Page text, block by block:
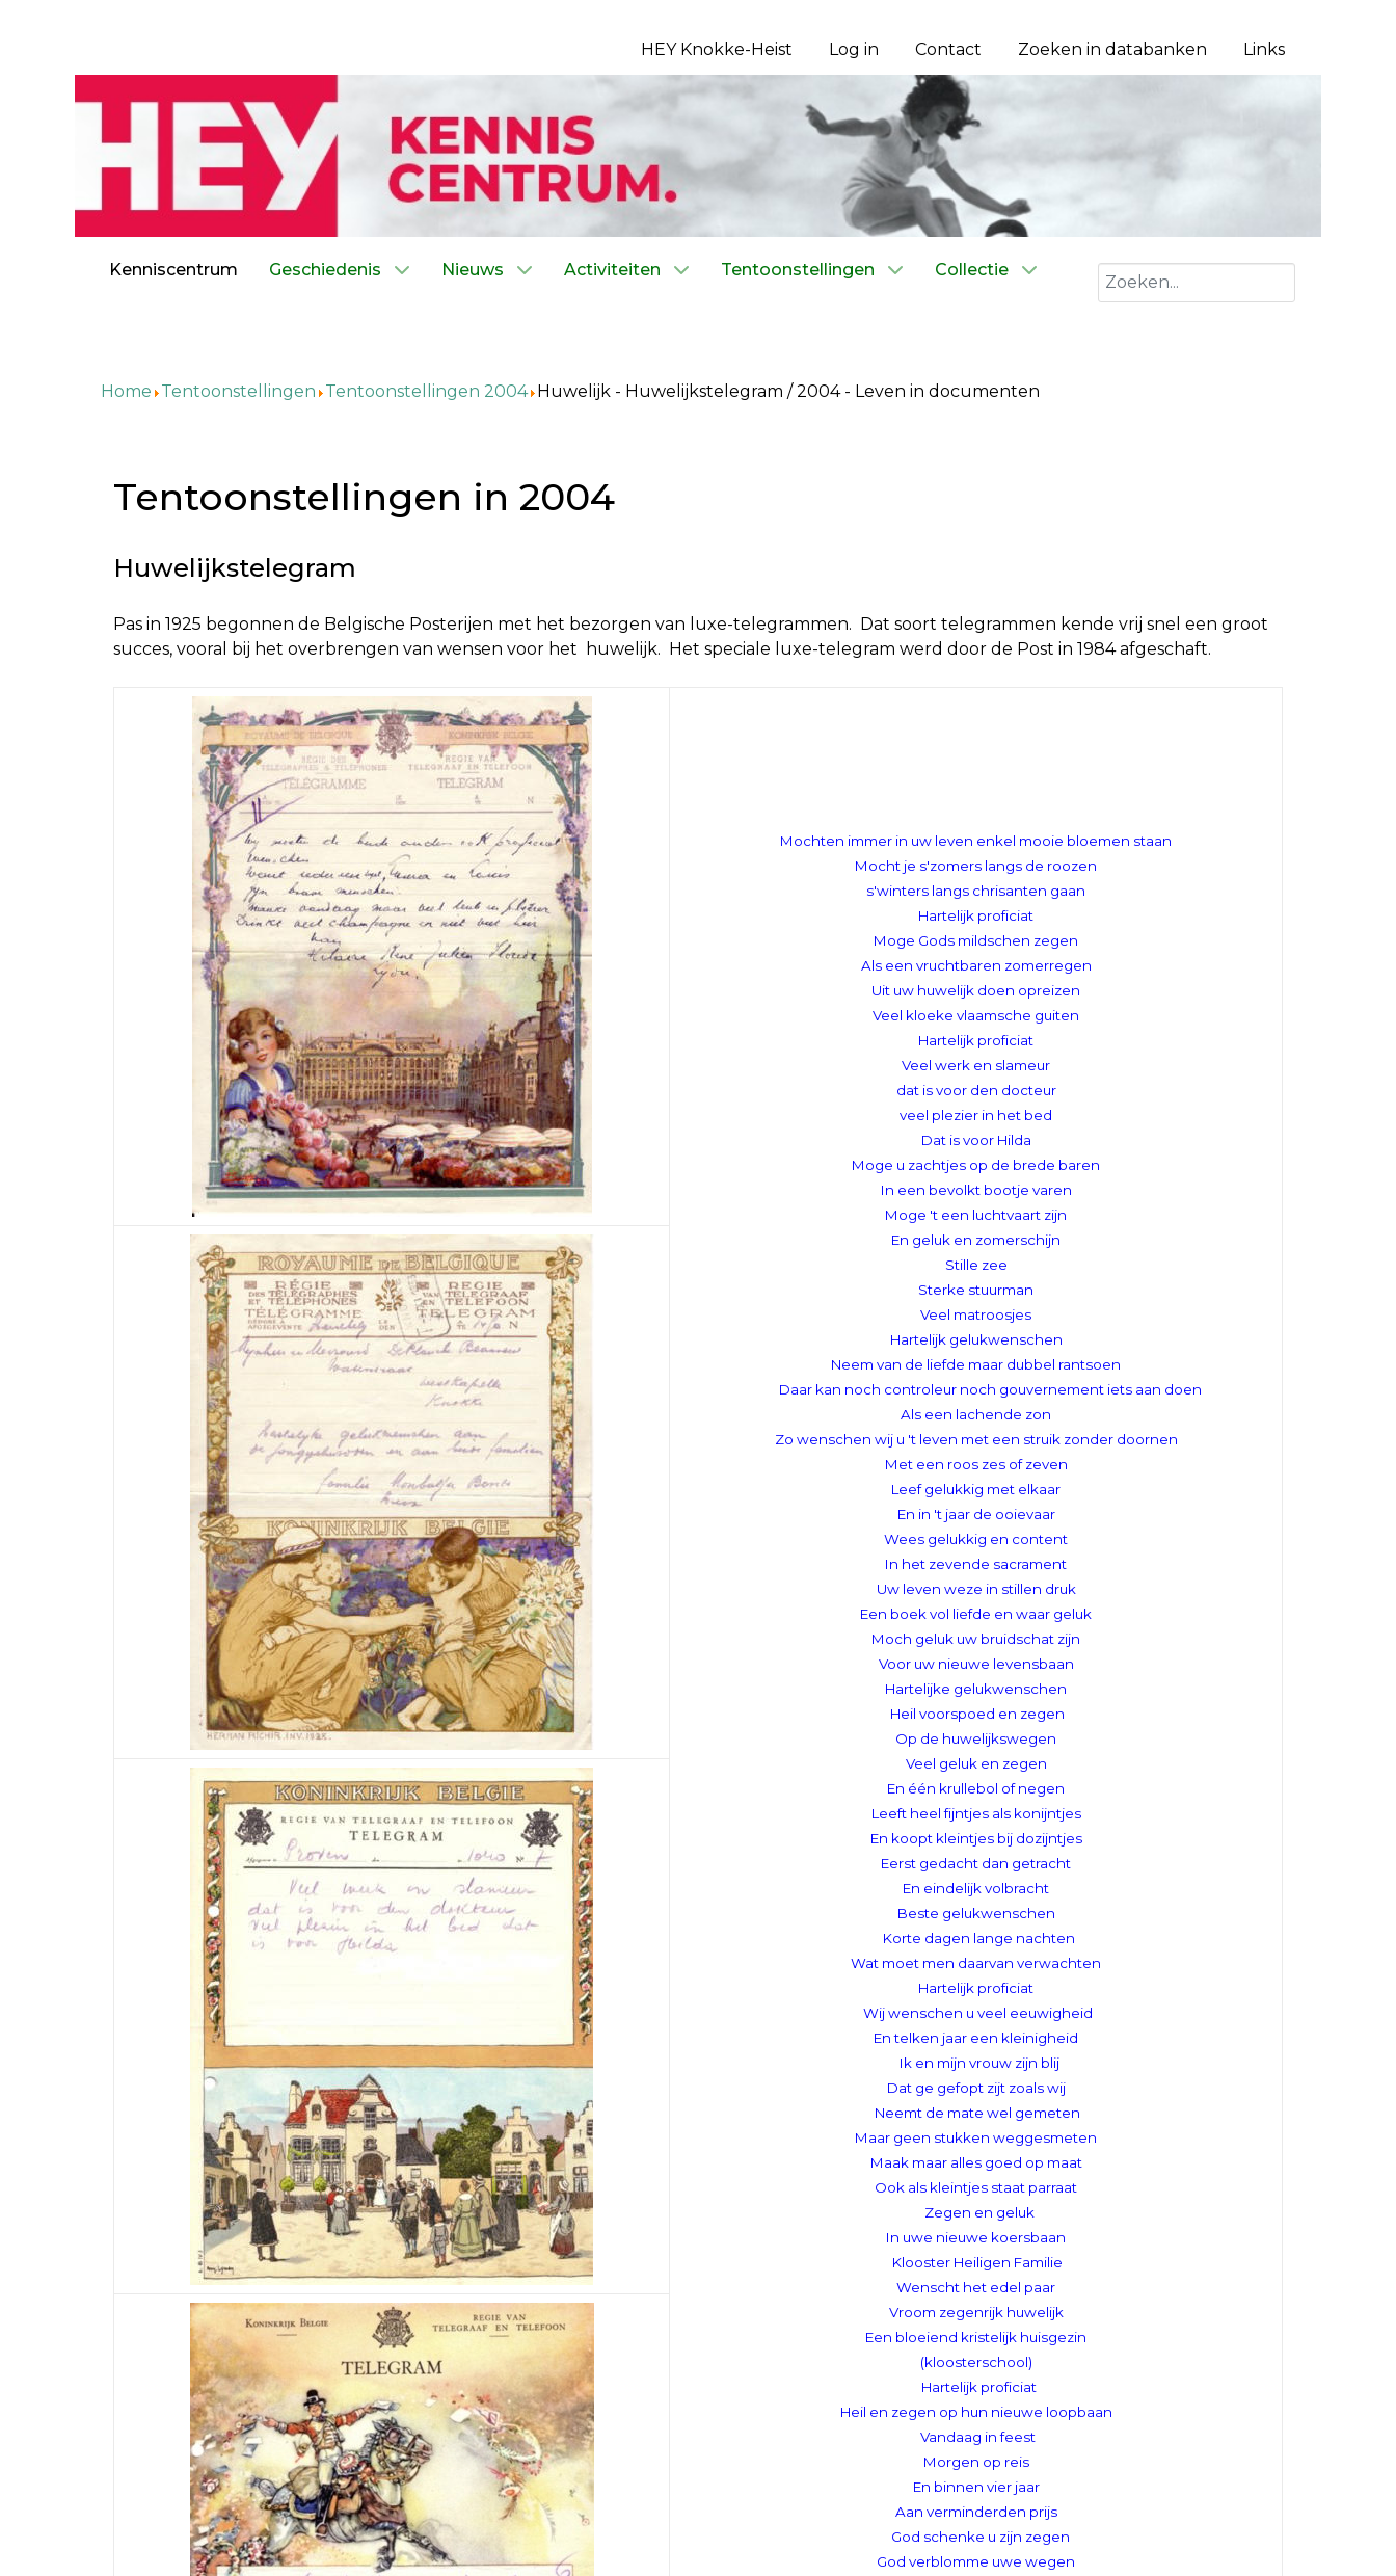
HEY Knokke-Heist Log in Contact Zoeken in databanken Links
Kenniscentrum Geschiedenis Nieuws Activiteiten Tentoonstellingen Collectie Zoeken
Home Tentoonstellingen Tentoonstellingen 2004 Huwelijk - Huwelijkstelegram / 2004 - Leven in documenten
Tentoonstellingen in 2004
Huwelijkstelegram
Pas in 1925 begonnen de Belgische Posterijen met het bezorgen van luxe-telegrammen. Dat soort telegrammen kende vrij snel een groot
succes, vooral bij het overbrengen van wensen voor het huwelijk. Het speciale luxe-telegram werd door de Post in 1984 afgeschaft.
Mochten immer in uw leven enkel mooie bloemen staan
Mocht je s'zomers langs de roozen
s'winters langs chrisanten gaan
Hartelijk proficiat
Moge Gods mildschen zegen
Als een vruchtbaren zomerregen
Uit uw huwelijk doen opreizen
Veel kloeke vlaamsche guiten
Hartelijk proficiat
Veel werk en slameur
dat is voor den docteur
veel plezier in het bed
Dat is voor Hilda
Moge u zachtjes op de brede baren
In een bevolkt bootje varen
Moge 't een luchtvaart zijn
En geluk en zomerschijn
Stille zee
Sterke stuurman
Veel matroosjes
Hartelijk gelukwenschen
Neem van de liefde maar dubbel rantsoen
Daar kan noch controleur noch gouvernement iets aan doen
Als een lachende zon
Zo wenschen wij u 't leven met een struik zonder doornen
Met een roos zes of zeven
Leef gelukkig met elkaar
En in 't jaar de ooievaar
Wees gelukkig en content
In het zevende sacrament
Uw leven weze in stillen druk
Een boek vol liefde en waar geluk
Moch geluk uw bruidschat zijn
Voor uw nieuwe levensbaan
Hartelijke gelukwenschen
Heil voorspoed en zegen
Op de huwelijkswegen
Veel geluk en zegen
En één krullebol of negen
Leeft heel fijntjes als konijntjes
En koopt kleintjes bij dozijntjes
Eerst gedacht dan getracht
En eindelijk volbracht
Beste gelukwenschen
Korte dagen lange nachten
Wat moet men daarvan verwachten
Hartelijk proficiat
Wij wenschen u veel eeuwigheid
En telken jaar een kleinigheid
Ik en mijn vrouw zijn blij
Dat ge gefopt zijt zoals wij
Neemt de mate wel gemeten
Maar geen stukken weggesmeten
Maak maar alles goed op maat
Ook als kleintjes staat parraat
Zegen en geluk
In uwe nieuwe koersbaan
Klooster Heiligen Familie
Wenscht het edel paar
Vroom zegenrijk huwelijk
Een bloeiend kristelijk huisgezin
(kloosterschool)
Hartelijk proficiat
Heil en zegen op hun nieuwe loopbaan
Vandaag in feest
Morgen op reis
En binnen vier jaar
Aan verminderden prijs
God schenke u zijn zegen
God verblomme uwe wegen